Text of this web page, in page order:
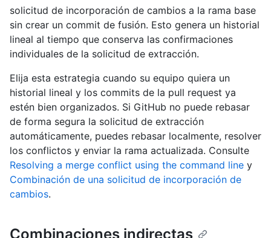
solicitud de incorporación de cambios a la rama base
sin crear un commit de fusión. Esto genera un historial
lineal al tiempo que conserva las confirmaciones
individuales de la solicitud de extracción.
Elija esta estrategia cuando su equipo quiera un
historial lineal y los commits de la pull request ya
estén bien organizados. Si GitHub no puede rebasar
de forma segura la solicitud de extracción
automáticamente, puedes rebasar localmente, resolver
los conflictos y enviar la rama actualizada. Consulte
Resolving a merge conflict using the command line y
Combinación de una solicitud de incorporación de
cambios.
Combinaciones indirectas